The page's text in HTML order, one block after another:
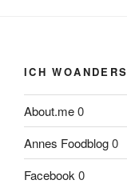
ICH WOANDERS
About.me0
Annes Foodblog0
Facebook 0